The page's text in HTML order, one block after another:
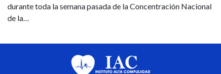
durante toda la semana pasada de la Concentración Nacional
de la…